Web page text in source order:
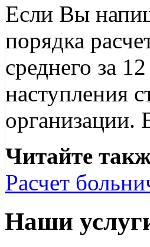
Если Вы
порядка
среднего за
наступления
Читайте
Расчет
Наши